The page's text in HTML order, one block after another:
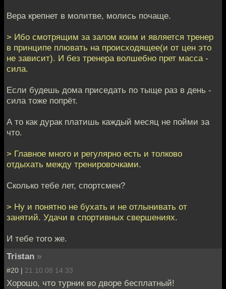
Вера крепнет в молитве, молись почаще.
> Ибо смотрящим за залом коим и является тренер
в принципе плювать на происходящее(и от цен это
не зависит). И без тренера волшебно прет масса -
сила.
Если будешь дома приседать по тыще раз в день -
сила тоже попрёт.
А то как дурак платишь каждый месяц не пойми за
что.
> Главное много и регулярно есть и толково
отдыхать между тренировочками.
Сколько тебе лет, спортсмен?
> Ну и понятно не бухать и не отлынивать от
занятий. Удачи в спортивных свершениях.
И тебе того же.
Tristan »
#20 | 21.10.08 14:33
Хорошо, что турник во дворе бесплатный!